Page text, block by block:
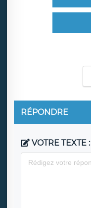
RÉPONDRE
VOTRE TEXTE :